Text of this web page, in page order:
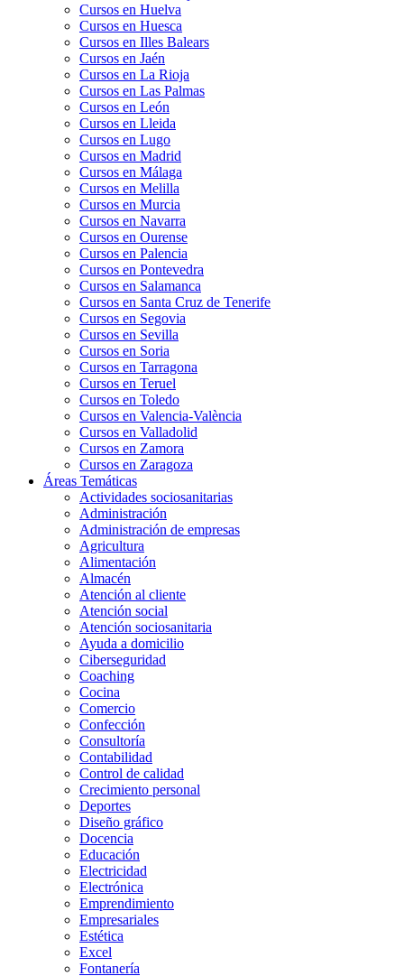
Cursos en Huelva
Cursos en Huesca
Cursos en Illes Balears
Cursos en Jaén
Cursos en La Rioja
Cursos en Las Palmas
Cursos en León
Cursos en Lleida
Cursos en Lugo
Cursos en Madrid
Cursos en Málaga
Cursos en Melilla
Cursos en Murcia
Cursos en Navarra
Cursos en Ourense
Cursos en Palencia
Cursos en Pontevedra
Cursos en Salamanca
Cursos en Santa Cruz de Tenerife
Cursos en Segovia
Cursos en Sevilla
Cursos en Soria
Cursos en Tarragona
Cursos en Teruel
Cursos en Toledo
Cursos en Valencia-València
Cursos en Valladolid
Cursos en Zamora
Cursos en Zaragoza
Áreas Temáticas
Actividades sociosanitarias
Administración
Administración de empresas
Agricultura
Alimentación
Almacén
Atención al cliente
Atención social
Atención sociosanitaria
Ayuda a domicilio
Ciberseguridad
Coaching
Cocina
Comercio
Confección
Consultoría
Contabilidad
Control de calidad
Crecimiento personal
Deportes
Diseño gráfico
Docencia
Educación
Electricidad
Electrónica
Emprendimiento
Empresariales
Estética
Excel
Fontanería